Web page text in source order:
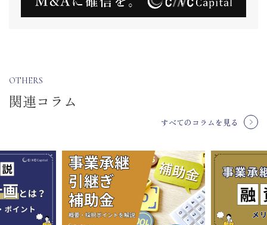
OTHERS
関連コラム
すべてのコラムを見る